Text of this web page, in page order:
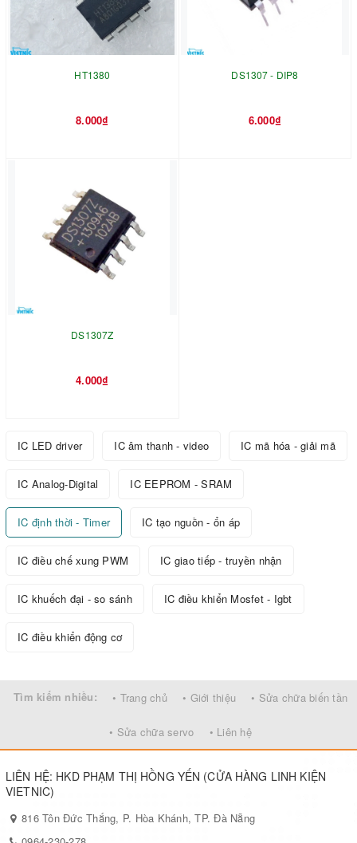
HT1380
8.000₫
DS1307 - DIP8
6.000₫
DS1307Z
4.000₫
IC LED driver IC âm thanh - video IC mã hóa - giải mã
IC Analog-Digital IC EEPROM - SRAM
IC định thời - Timer IC tạo nguồn - ổn áp
IC điều chế xung PWM IC giao tiếp - truyền nhận
IC khuếch đại - so sánh IC điều khiển Mosfet - Igbt
IC điều khiển động cơ
Tìm kiếm nhiều: • Trang chủ • Giới thiệu • Sửa chữa biến tần
• Sửa chữa servo • Liên hệ
LIÊN HỆ: HKD PHẠM THỊ HỒNG YẾN (CỬA HÀNG LINH KIỆN
VIETNIC)
816 Tôn Đức Thắng, P. Hòa Khánh, TP. Đà Nẵng